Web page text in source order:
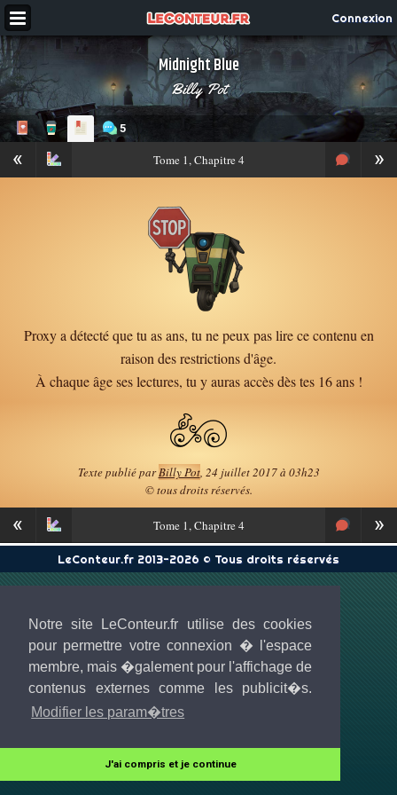
Notre site LeConteur.fr utilise des cookies
pour permettre votre connexion � l'espace
membre, mais �galement pour l'affichage de
contenus externes comme les publicit�s.
Modifier les param�tres
J'ai compris et je continue
Connexion
Midnight Blue
Billy Pot
5
« »
Tome1, Chapitre 4
Proxy a détecté que tu as ans, tu ne peux pas lire ce contenu en
raison des restrictions d'âge.
À chaque âge ses lectures, tu y auras accès dès tes 16 ans !
Texte publié parBilly Pot, 24 juillet 2017 à 03h23
© tous droits réservés.
« »
Tome1, Chapitre 4
LeConteur.fr 2013-2026 © Tous droits réservés